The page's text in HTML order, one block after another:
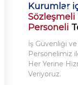
❅
Kurumlar
Personeli
İş Güvenliği ve
Personelimiz
Her Yerine
Veriyoruz.